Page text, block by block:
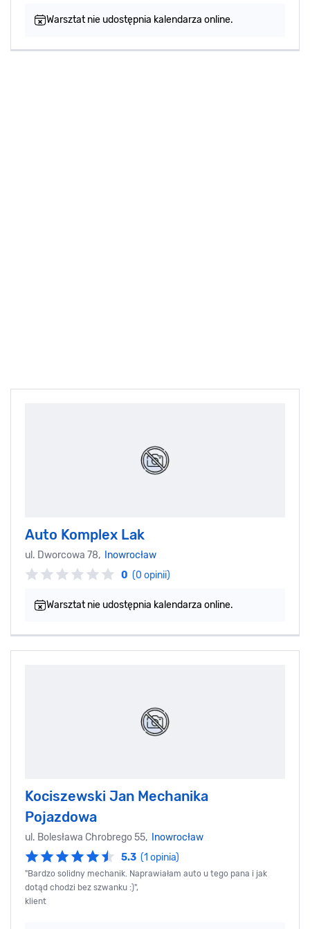
Warsztat nie udostępnia kalendarza online.
Auto Komplex Lak
ul. Dworcowa 78,
Inowrocław
0 (0 opinii)
Warsztat nie udostępnia kalendarza online.
Kociszewski Jan Mechanika
Pojazdowa
ul. Bolesława Chrobrego 55,
Inowrocław
5.3 (1 opinia)
"Bardzo solidny mechanik. Naprawiałam auto u tego pana i jak
dotąd chodzi bez szwanku :)",
klient